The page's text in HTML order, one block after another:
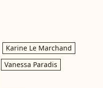
Karine Le Marchand
Vanessa Paradis